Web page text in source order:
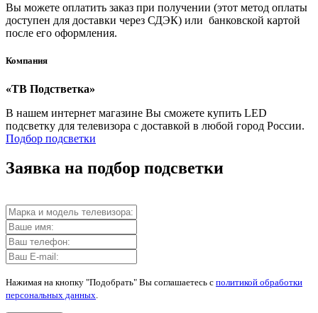
Вы можете оплатить заказ при получении (этот метод оплаты
доступен для доставки через СДЭК) или банковской картой
после его оформления.
Компания
«ТВ Подстветка»
В нашем интернет магазине Вы сможете купить LED
подсветку для телевизора с доставкой в любой город России.
Подбор подсветки
Заявка на подбор подсветки
Нажимая на кнопку "Подобрать" Вы соглашаетесь с политикой обработки
персональных данных.